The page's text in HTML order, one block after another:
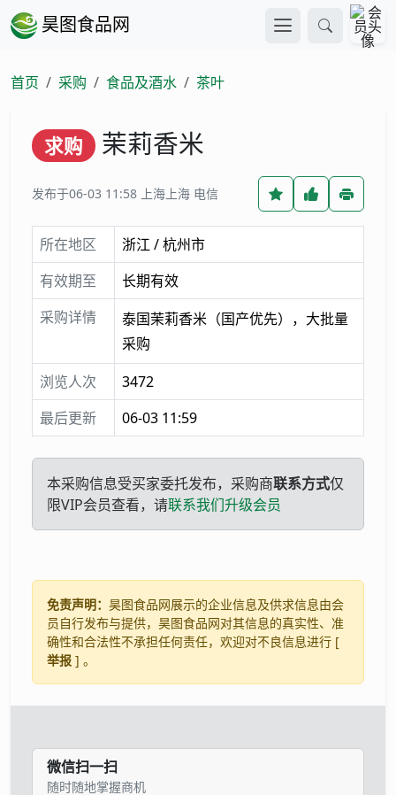
昊图食品网
首页 采购 食品及酒水 茶叶
求购 茉莉香米
发布于06-03 11:58 上海上海 电信
所在地区
浙江 / 杭州市
有效期至
长期有效
采购详情
泰国茉莉香米（国产优先），大批量
采购
浏览人次
3472
最后更新
06-03 11:59
本采购信息受买家委托发布，采购商联系方式仅
限VIP会员查看，请联系我们升级会员
免责声明： 昊图食品网展示的企业信息及供求信息由会
员自行发布与提供，昊图食品网对其信息的真实性、准
确性和合法性不承担任何责任，欢迎对不良信息进行 [
举报 ] 。
微信扫一扫
随时随地掌握商机